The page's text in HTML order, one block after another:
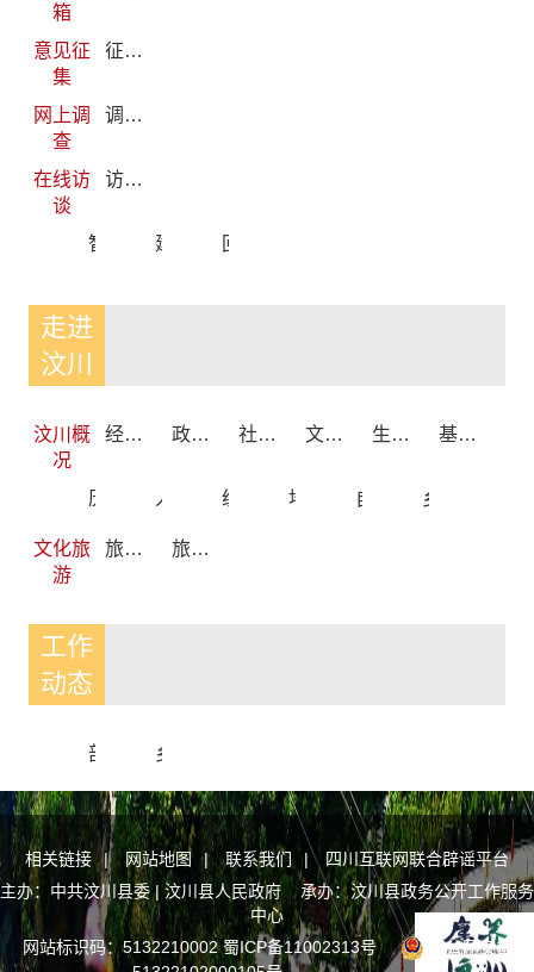
箱
意见征
集
征集列表
网上调
查
调查列表
在线访
谈
访谈列表
走进
汶川
汶川概
况
经济发展情况 政治建设情况 社会发展情况 文化发展情况 生态文明建设情况 基础设施发展情况
文化旅
游
旅游资讯 旅游景点
工作
动态
相关链接 | 网站地图 | 联系我们 |
四川互联网联合辟谣平台
主办：中共汶川县委 | 汶川县人民政府 承办：汶川县政务公开工作服务
中心
网站标识码：5132210002蜀ICP备11002313号
川公网安备